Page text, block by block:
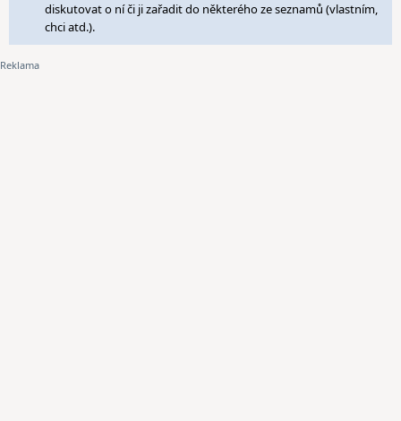
diskutovat o ní či ji zařadit do některého ze seznamů (vlastním,
chci atd.).